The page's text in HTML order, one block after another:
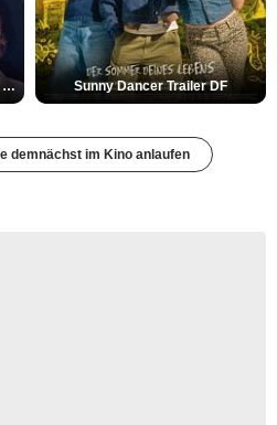
Im Spiegel meiner Mutter Trailer DF Sunny Dancer Trailer DF
demnächst im Kino anlaufen